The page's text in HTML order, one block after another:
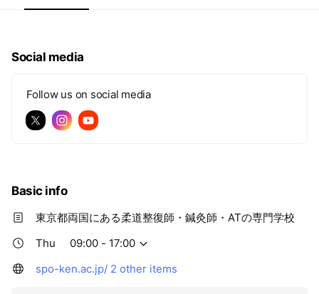
Social media
Follow us on social media
Basic info
東京都両国にある柔道整復師・鍼灸師・ATの専門学校
Thu
09:00 - 17:00
spo-ken.ac.jp/ 2 other items